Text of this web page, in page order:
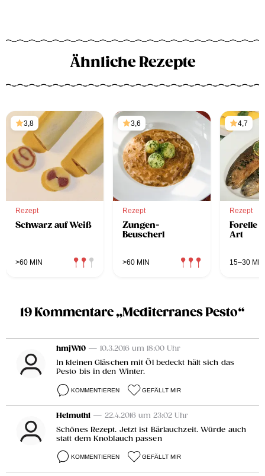
Ähnliche Rezepte
3,8
Rezept
Schwarz auf Weiß
>60 MIN
3,6
Rezept
Zungen-
Beuscherl
>60 MIN
4,7
Rezept
Forelle
Art
15–30 MIN
19 Kommentare „Mediterranes Pesto“
hmjW10 — 10.3.2016 um 18:00 Uhr
In kleinen Gläschen mit Öl bedeckt hält sich das
Pesto bis in den Winter.
KOMMENTIEREN GEFÄLLT MIR
Helmuth1 — 22.4.2016 um 23:02 Uhr
Schönes Rezept. Jetzt ist Bärlauchzeit. Würde auch
statt dem Knoblauch passen
KOMMENTIEREN GEFÄLLT MIR